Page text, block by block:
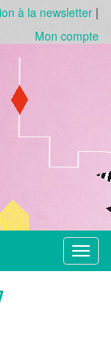
à la newsletter |
Mon compte
Toggle